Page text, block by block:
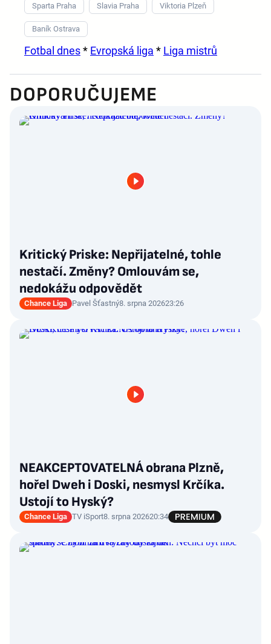
Sparta Praha Slavia Praha Viktoria Plzeň
Baník Ostrava
Fotbal dnes* Evropská liga * Liga mistrů
DOPORUČUJEME
Kritický Priske: Nepřijatelné, tohle
nestačí. Změny? Omlouvám se,
nedokážu odpovědět
Chance Liga Pavel Šťastný8. srpna 202623:26
NEAKCEPTOVATELNÁ obrana Plzně,
hořel Dweh i Doski, nesmysl Krčíka.
Ustojí to Hyský?
Chance Liga TV iSport8. srpna 202620:34